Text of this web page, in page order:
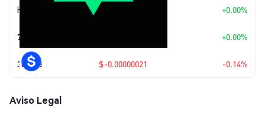
Hoje + +0.00%
7 Dias +0.00%
30 Dias $-0.00000021 -0.14%
Aviso Legal